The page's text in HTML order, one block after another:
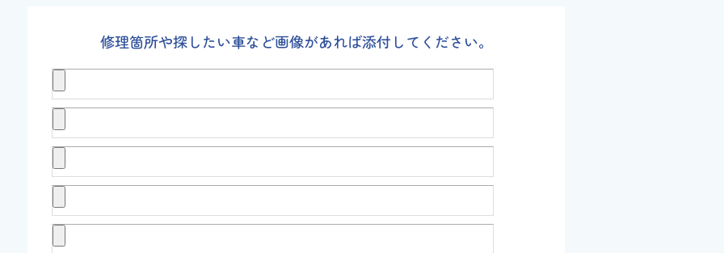
修理箇所や探したい車など画像があれば添付してください。